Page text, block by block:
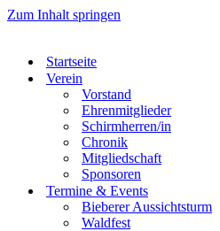
Zum Inhalt springen
Startseite
Verein
Vorstand
Ehrenmitglieder
Schirmherren/in
Chronik
Mitgliedschaft
Sponsoren
Termine & Events
Bieberer Aussichtsturm
Waldfest